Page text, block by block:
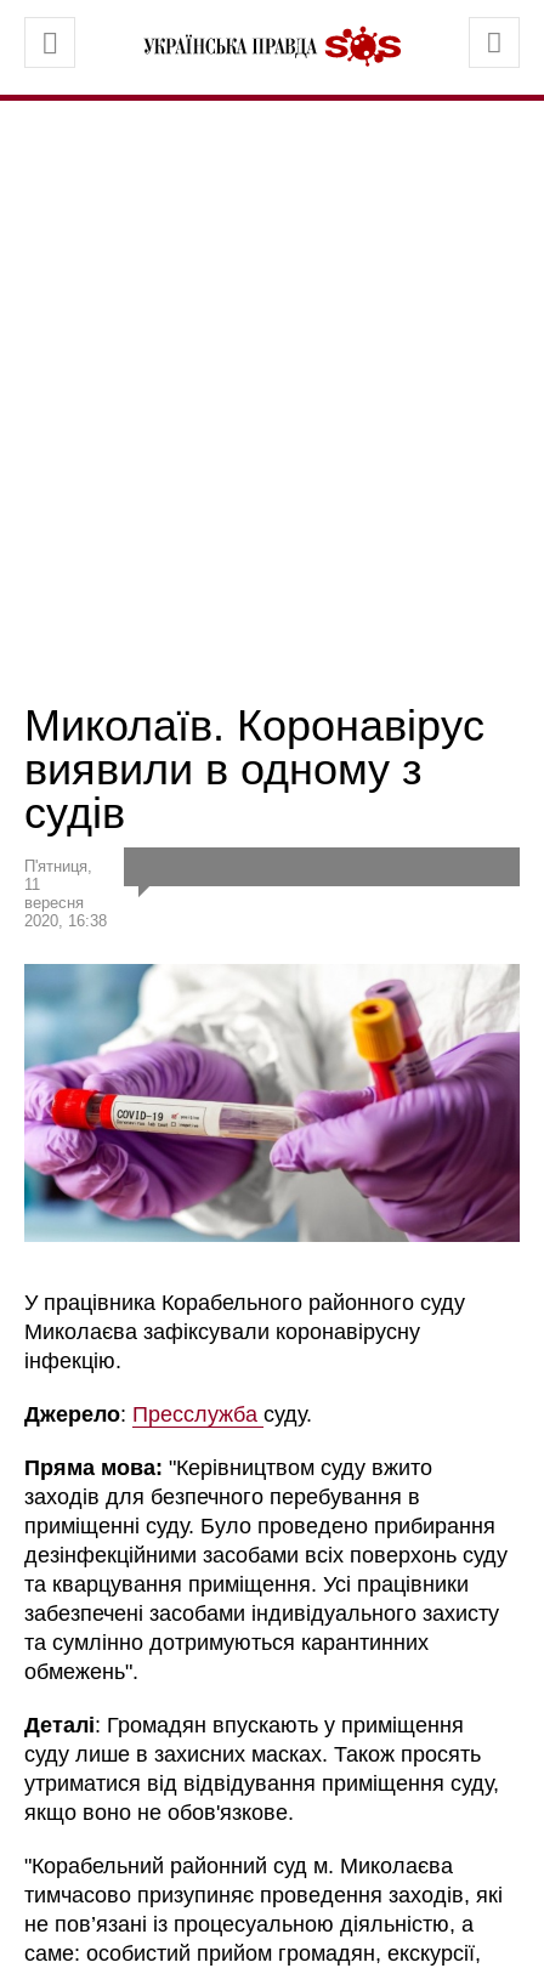
Миколаїв. Коронавірус
виявили в одному з
судів
П'ятниця,
11
вересня
2020, 16:38
У працівника Корабельного районного суду
Миколаєва зафіксували коронавірусну
інфекцію.
Джерело: Пресслужбасуду.
Пряма мова: "Керівництвом суду вжито
заходів для безпечного перебування в
приміщенні суду. Було проведено прибирання
дезінфекційними засобами всіх поверхонь суду
та кварцування приміщення. Усі працівники
забезпечені засобами індивідуального захисту
та сумлінно дотримуються карантинних
обмежень".
Деталі: Громадян впускають у приміщення
суду лише в захисних масках. Також просять
утриматися від відвідування приміщення суду,
якщо воно не обов'язкове.
"Корабельний районний суд м. Миколаєва
тимчасово призупиняє проведення заходів, які
не пов’язані із процесуальною діяльністю, а
саме: особистий прийом громадян, екскурсії,